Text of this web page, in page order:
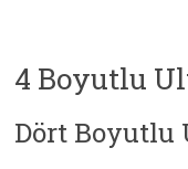
4 Boyutlu
Dört Boyutlu